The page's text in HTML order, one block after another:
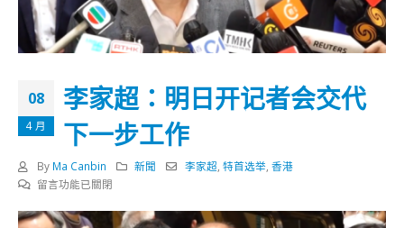
08
4 月
李家超：明日开记者会交代
下一步工作
By Ma Canbin 新聞 李家超 ,特首选举 ,香港
在
家
留言功能已關閉